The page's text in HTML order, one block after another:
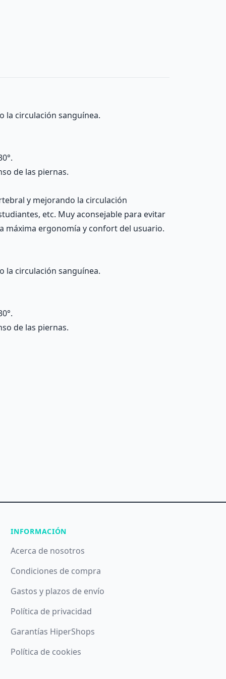
la circulación sanguínea.
de las piernas.
y mejorando la circulación
etc. Muy aconsejable para evitar
máxima ergonomía y confort del usuario.
la circulación sanguínea.
de las piernas.
INFORMACIÓN
Acerca de nosotros
Condiciones de compra
Gastos y plazos de envío
Política de privacidad
Garantías HiperShops
Política de cookies